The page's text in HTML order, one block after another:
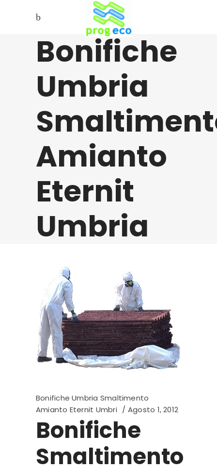
Bonifiche
Umbria
Amianto
Eternit
Umbria
Bonifiche Umbria Smaltimento
Amianto Eternit Umbri
Agosto 1, 2012
Bonifiche
Smaltimento